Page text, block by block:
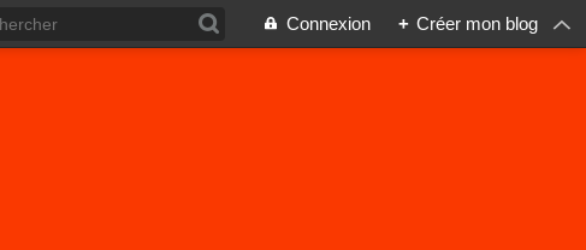
Connexion + Créer mon blog